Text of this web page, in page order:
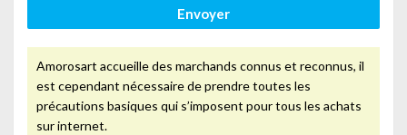
Envoyer
Amorosart accueille des marchands connus et reconnus, il
est cependant nécessaire de prendre toutes les
précautions basiques qui s’imposent pour tous les achats
sur internet.